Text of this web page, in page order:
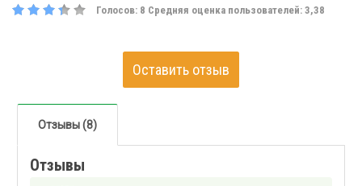
Голосов: 8 Средняя оценка пользователей: 3,38
Оставить отзыв
Отзывы (8)
Отзывы